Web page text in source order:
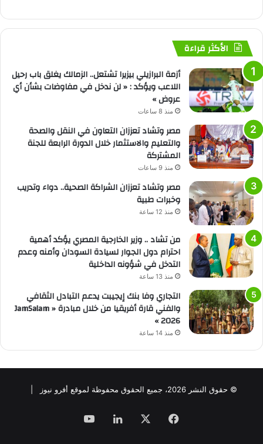
الأكثر قراءة
أزمة البرازيلي بيزيرا تشتعل.. الزمالك يغلق باب رحيل
اللاعب ويؤكد : « لن ندخل في مفاوضات بشأن أي
عروض »
منذ 8 ساعات
مصر وتشاد تعززان التعاون في النقل والصحة
والتعليم والاستثمار خلال الدورة الرابعة للجنة
المشتركة
منذ 9 ساعات
مصر وتشاد تعززان الشراكة الصحية.. دواء وتدريب
وخبرات طبية
منذ 12 ساعة
من تشاد .. وزير الخارجية المصري يؤكد أهمية
احترام دول الجوار لسيادة السودان وأمنه وعدم
التدخل في شؤونه الداخلية
منذ 13 ساعة
التجاري وفا بنك إيجيبت يدعم التبادل الثقافي
والفني قارة أفريقيا من خلال مبادرة « JamSalam
2026 »
منذ 14 ساعة
© حقوق النشر 2026، جميع الحقوق محفوظة لموقع أفرو نيوز |
فيسبوك لينكدإن